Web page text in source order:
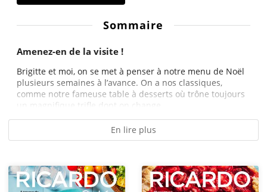
Sommaire
Amenez-en de la visite !
Brigitte et moi, on se met à penser à notre menu de Noël
plusieurs semaines à l’avance. On a nos classiques,
comme notre fameuse table à desserts où trône toujours
un magnifique trifle dont on change...
En lire plus